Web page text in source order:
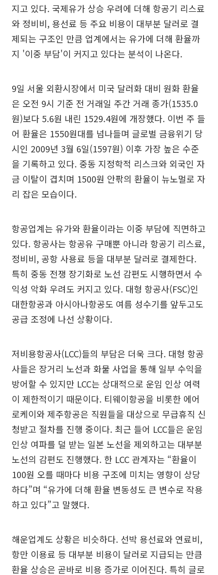
지고 있다. 국제유가 상승 우려에 더해 항공기 리스료
와 정비비, 용선료 등 주요 비용이 대부분 달러로 결
제되는 구조인 만큼 업계에서는 유가에 더해 환율까
지 '이중 부담'이 커지고 있다는 분석이 나온다.
9일 서울 외환시장에서 미국 달러화 대비 원화 환율
은 오전 9시 기준 전 거래일 주간 거래 종가(1535.0
원)보다 5.6원 내린 1529.4원에 개장했다. 이번 주 들
어 환율은 1550원대를 넘나들며 글로벌 금융위기 당
시인 2009년 3월 6일(1597원) 이후 가장 높은 수준
을 기록하고 있다. 중동 지정학적 리스크와 외국인 자
금 이탈이 겹치며 1500원 안팎의 환율이 뉴노멀로 자
리 잡은 모습이다.
항공업계는 유가와 환율이라는 이중 부담에 직면하고
있다. 항공사는 항공유 구매뿐 아니라 항공기 리스료,
정비비, 공항 사용료 등을 대부분 달러로 결제한다.
특히 중동 전쟁 장기화로 노선 감편도 시행하면서 수
익성 악화 우려도 커지고 있다. 대형 항공사(FSC)인
대한항공과 아시아나항공도 여름 성수기를 앞두고도
공급 조정에 나선 상황이다.
저비용항공사(LCC)들의 부담은 더욱 크다. 대형 항공
사들은 장거리 노선과 화물 사업을 통해 일부 수익을
방어할 수 있지만 LCC는 상대적으로 운임 인상 여력
이 제한적이기 때문이다. 티웨이항공을 비롯한 에어
로케이와 제주항공은 직원들을 대상으로 무급휴직 신
청받고 절차를 진행 중이다. 최근 들어 LCC들은 운임
인상 여파를 덜 받는 일본 노선을 제외하고는 대부분
노선의 감편도 진행했다. 한 LCC 관계자는 “환율이
100원 오를 때마다 비용 구조에 미치는 영향이 상당
하다”며 “유가에 더해 환율 변동성도 큰 변수로 작용
하고 있다”고 말했다.
해운업계도 상황은 비슷하다. 선박 용선료와 연료비,
항만 이용료 등 대부분 비용이 달러로 지급되는 만큼
환율 상승은 곧바로 비용 증가로 이어진다. 특히 글로